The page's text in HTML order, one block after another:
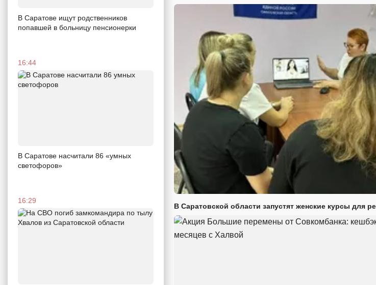
В Саратове ищут родственников
попавшей в больницу пенсионерки
16:44
В Саратове насчитали 86 «умных
светофоров»
16:29
В Саратовской области запустят женские курсы для